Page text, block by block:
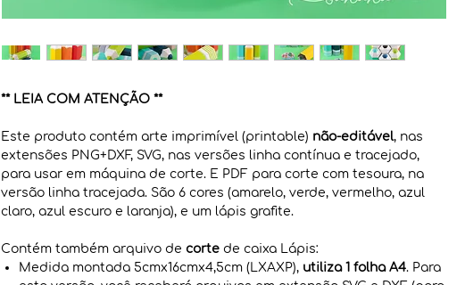
** LEIA COM ATENÇÃO **
Este produto contém arte imprimível (printable) não-editável, nas
extensões PNG+DXF, SVG, nas versões linha contínua e tracejado,
para usar em máquina de corte. E PDF para corte com tesoura, na
versão linha tracejada. São 6 cores (amarelo, verde, vermelho, azul
claro, azul escuro e laranja), e um lápis grafite.
Contém também arquivo de corte de caixa Lápis:
Medida montada 5cmx16cmx4,5cm (LXAXP), utiliza 1 folha A4. Para